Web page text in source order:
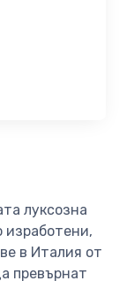
луксозна
изработени,
в Италия от
превърнат